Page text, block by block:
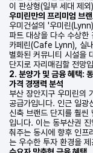
이 판상형(일부 세대 제
우미린만의 프리미엄 브
우미건설의 '우미린
파트 대상을 다수 수상한
카페린(Cafe Lynn), 실
별화된 커뮤니티 시설을
단지로 자리매김할 전망
2. 분양가 및 금융 혜택:
가격 경쟁력 분석
부산 장안지구 우미린의
공급가입니다. 인근 일광
신축 브랜드 단지를 훨씬
입니다. 이는 동부산권
춰주는 동시에 향후 인
는 우수한 투자 환경을 제